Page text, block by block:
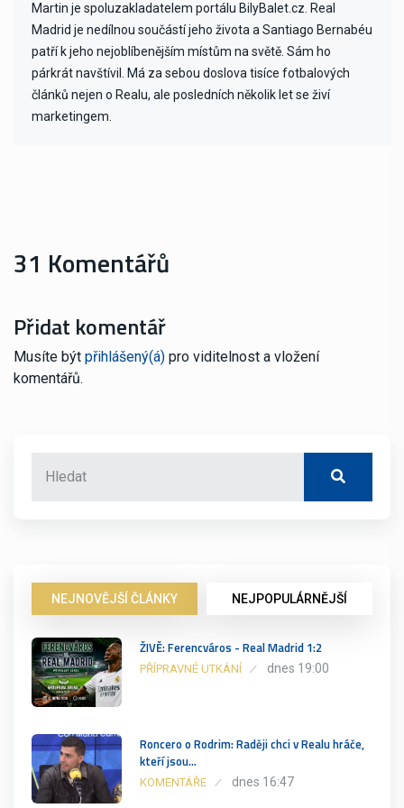
Martin je spoluzakladatelem portálu BilyBalet.cz. Real
Madrid je nedílnou součástí jeho života a Santiago Bernabéu
patří k jeho nejoblíbenějším místům na světě. Sám ho
párkrát navštívil. Má za sebou doslova tisíce fotbalových
článků nejen o Realu, ale posledních několik let se živí
marketingem.
31 Komentářů
Přidat komentář
Musíte být přihlášený(á) pro viditelnost a vložení
komentářů.
NEJNOVĚJŠÍ ČLÁNKY NEJPOPULÁRNĚJŠÍ
ŽIVĚ: Ferencváros - Real Madrid 1:2
PŘÍPRAVNÉ UTKÁNÍ dnes 19:00
Roncero o Rodrim: Raději chci v Realu hráče,
kteří jsou…
KOMENTÁŘE dnes 16:47